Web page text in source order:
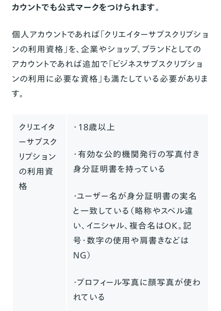
カウントでも公式マークをつけられます。
個人アカウントであれば「クリエイターサブスクリプショ
ンの利用資格」を、企業やショップ、ブランドとしての
アカウントであれば追加で「ビジネスサブスクリプショ
ンの利用に必要な資格」も満たしている必要がありま
す。
クリエイタ
ーサブスク
リプション
の利用資
格
・18歳以上
・有効な公的機関発行の写真付き
身分証明書を持っている
・ユーザー名が身分証明書の実名
と一致している（略称やスペル違
い、イニシャル、複合名はOK。記
号・数字の使用や肩書きなどは
NG）
・プロフィール写真に顔写真が使わ
れている